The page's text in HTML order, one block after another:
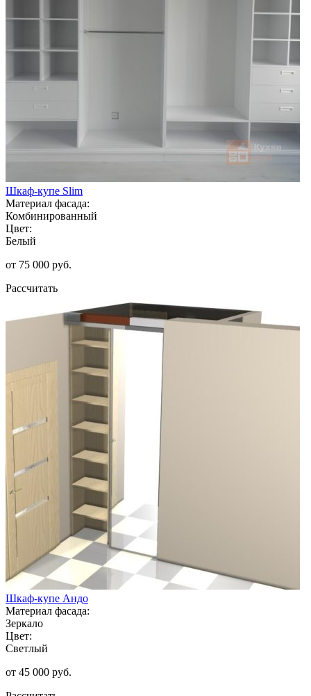
Шкаф-купе Slim
Материал фасада:
Комбинированный
Цвет:
Белый
от 75 000 руб.
Рассчитать
Шкаф-купе Андо
Материал фасада:
Зеркало
Цвет:
Светлый
от 45 000 руб.